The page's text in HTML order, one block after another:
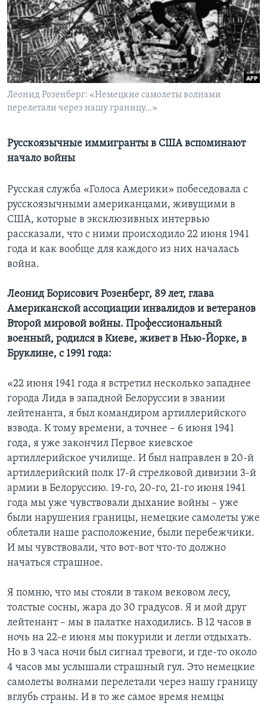
Learning English
СОЦИАЛЬНЫЕ СЕТИ
Языки
Леонид Розенберг: «Немецкие самолеты волнами
перелетали через нашу границу…»
Русскоязычные иммигранты в США вспоминают
начало войны
Русская служба «Голоса Америки» побеседовала с
русскоязычными американцами, живущими в
США, которые в эксклюзивных интервью
рассказали, что с ними происходило 22 июня 1941
года и как вообще для каждого из них началась
война.
Леонид Борисович Розенберг, 89 лет, глава
Американской ассоциации инвалидов и ветеранов
Второй мировой войны. Профессиональный
военный, родился в Киеве, живет в Нью-Йорке, в
Бруклине, с 1991 года:
«22 июня 1941 года я встретил несколько западнее
города Лида в западной Белоруссии в звании
лейтенанта, я был командиром артиллерийского
взвода. К тому времени, а точнее – 6 июня 1941
года, я уже закончил Первое киевское
артиллерийское училище. И был направлен в 20-й
артиллерийский полк 17-й стрелковой дивизии 3-й
армии в Белоруссию. 19-го, 20-го, 21-го июня 1941
года мы уже чувствовали дыхание войны – уже
были нарушения границы, немецкие самолеты уже
облетали наше расположение, были перебежчики.
И мы чувствовали, что вот-вот что-то должно
начаться страшное.
Я помню, что мы стояли в таком вековом лесу,
толстые сосны, жара до 30 градусов. Я и мой друг
лейтенант – мы в палатке находились. В 12 часов в
ночь на 22-е июня мы покурили и легли отдыхать.
Но в 3 часа ночи был сигнал тревоги, и где-то около
4 часов мы услышали страшный гул. Это немецкие
самолеты волнами перелетали через нашу границу
вглубь страны. И в то же самое время немцы